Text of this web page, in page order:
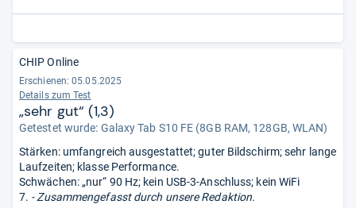
CHIP Online
Erschienen: 05.05.2025
Details zum Test
„sehr gut“ (1,3)
Getestet wurde: Galaxy Tab S10 FE (8GB RAM, 128GB, WLAN)
Stärken: umfangreich ausgestattet; guter Bildschirm; sehr lange
Laufzeiten; klasse Performance.
Schwächen: „nur“ 90 Hz; kein USB-3-Anschluss; kein WiFi
7. - Zusammengefasst durch unsere Redaktion.